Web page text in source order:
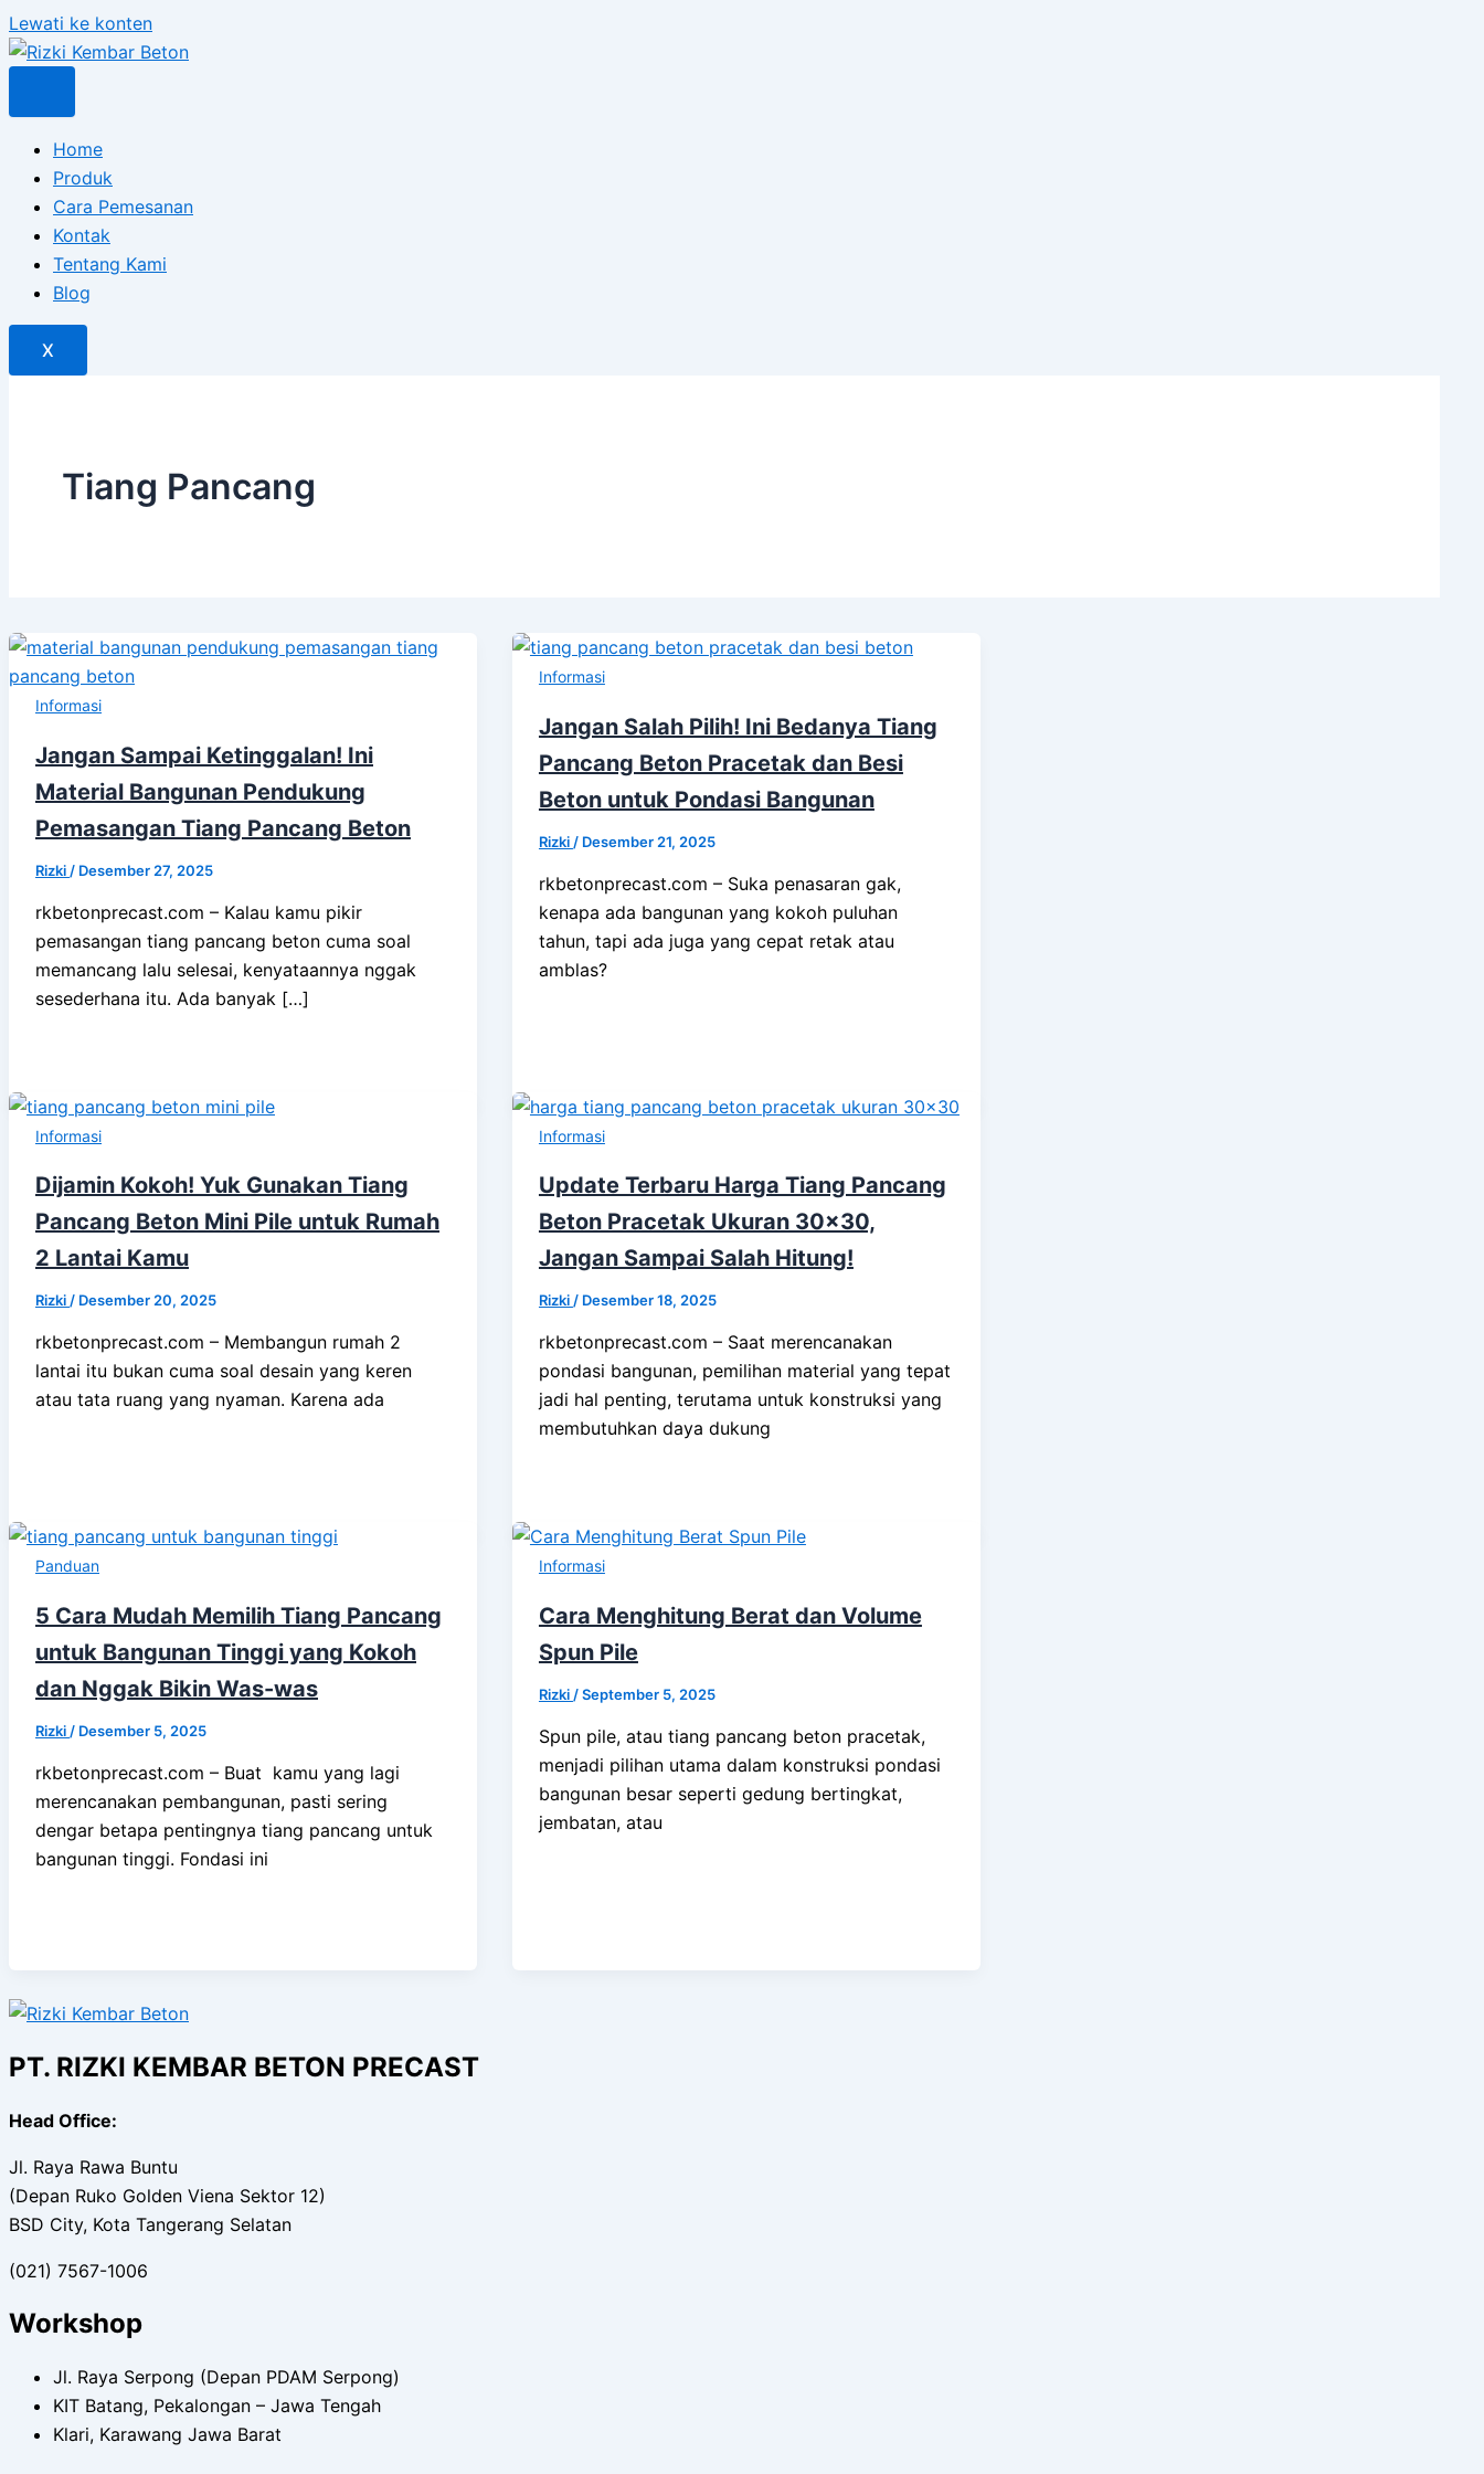
Lewati ke konten
Home
Produk
Cara Pemesanan
Kontak
Tentang Kami
Blog
X
Tiang Pancang
Informasi
Jangan Sampai Ketinggalan! Ini
Material Bangunan Pendukung
Pemasangan Tiang Pancang Beton
Rizki / Desember 27, 2025
rkbetonprecast.com – Kalau kamu pikir
pemasangan tiang pancang beton cuma soal
memancang lalu selesai, kenyataannya nggak
sesederhana itu. Ada banyak […]
Informasi
Jangan Salah Pilih! Ini Bedanya Tiang
Pancang Beton Pracetak dan Besi
Beton untuk Pondasi Bangunan
Rizki / Desember 21, 2025
rkbetonprecast.com – Suka penasaran gak,
kenapa ada bangunan yang kokoh puluhan
tahun, tapi ada juga yang cepat retak atau
amblas?
Informasi
Dijamin Kokoh! Yuk Gunakan Tiang
Pancang Beton Mini Pile untuk Rumah
2 Lantai Kamu
Rizki/ Desember 20, 2025
rkbetonprecast.com – Membangun rumah 2
lantai itu bukan cuma soal desain yang keren
atau tata ruang yang nyaman. Karena ada
Informasi
Update Terbaru Harga Tiang Pancang
Beton Pracetak Ukuran 30×30,
Jangan Sampai Salah Hitung!
Rizki/ Desember 18, 2025
rkbetonprecast.com – Saat merencanakan
pondasi bangunan, pemilihan material yang tepat
jadi hal penting, terutama untuk konstruksi yang
membutuhkan daya dukung
Panduan
5 Cara Mudah Memilih Tiang Pancang
untuk Bangunan Tinggi yang Kokoh
dan Nggak Bikin Was-was
Rizki / Desember 5, 2025
rkbetonprecast.com – Buat kamu yang lagi
merencanakan pembangunan, pasti sering
dengar betapa pentingnya tiang pancang untuk
bangunan tinggi. Fondasi ini
Informasi
Cara Menghitung Berat dan Volume
Spun Pile
Rizki /September 5, 2025
Spun pile, atau tiang pancang beton pracetak,
menjadi pilihan utama dalam konstruksi pondasi
bangunan besar seperti gedung bertingkat,
jembatan, atau
PT. RIZKI KEMBAR BETON PRECAST
Head Office:
Jl. Raya Rawa Buntu
(Depan Ruko Golden Viena Sektor 12)
BSD City, Kota Tangerang Selatan
(021) 7567-1006
Workshop
Jl. Raya Serpong (Depan PDAM Serpong)
KIT Batang, Pekalongan – Jawa Tengah
Klari, Karawang Jawa Barat